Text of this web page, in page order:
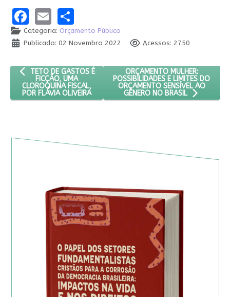
Facebook
EmailShare
Categoria: Orçamento Público
Publicado: 02 Novembro 2022
Acessos: 2750
ARTIGO ANTERIOR: TETO DE GASTOS É FICÇÃO, UMA
TETO DE GASTOS É
FICÇÃO, UMA
CLOROQUINA FISCAL,
POR FLÁVIA OLIVEIRA
PRÓXIMO ARTIGO:
ORÇAMENTO MULHER:
POSSIBILIDADES E LIMITES DO
ORÇAMENTO SENSÍVEL AO
GÊNERO NO BRASIL